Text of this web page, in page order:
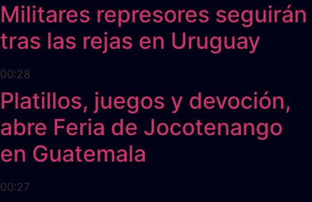
Militares represores seguirán
tras las rejas en Uruguay
00:28
Platillos, juegos y devoción,
abre Feria de Jocotenango
en Guatemala
00:27